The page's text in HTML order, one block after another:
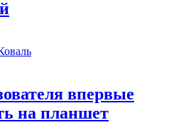
впервые
на планшет